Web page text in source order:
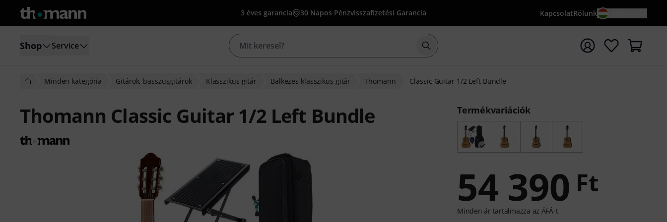
3 éves garancia 30 Napos Pénzvisszafizetési Garancia KapcsolatRólunk
Shop Service Keresés indítása {searchTerm} keresőszóval
Minden kategória Gitárok, basszusgitárok Klasszikus gitár Balkezes klasszikus gitár Thomann Classic Guitar 1/2 Left Bundle
Thomann Classic Guitar 1/2 Left Bundle Termékvariációk
54 390 Ft
Minden ár tartalmazza az ÁFÁ-t